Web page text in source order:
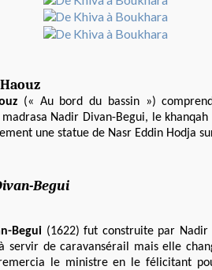
(« Au bord du bassin »)
Nadir Divan-Begui, le
une statue de Nasr Eddin Hodja
Begui
Begui(1622) fut construite par Nadir
servir de caravansérail mais elle
le ministre en le félicitant